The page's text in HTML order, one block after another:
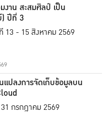
งาน สะสมศิลป์ เป็น
ปีที่ 3
13 - 15 สิงหาคม 2569
แปลงการจัดเก็บข้อมูลบน
กรกฎาคม 2569